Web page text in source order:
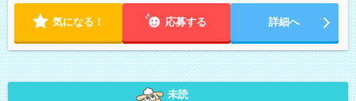
気になる！ 応募する 詳細へ
未読